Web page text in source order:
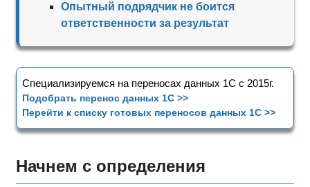
Опытный подрядчик не боится
ответственности за результат
Специализируемся на переносах данных 1С с 2015г.
Подобрать перенос данных 1С >>
Перейти к списку готовых переносов данных 1С >>
Начнем с определения